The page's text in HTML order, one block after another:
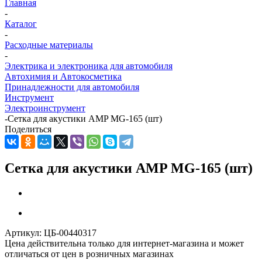
Главная
-
Каталог
-
Расходные материалы
-
Электрика и электроника для автомобиля
Автохимия и Автокосметика
Принадлежности для автомобиля
Инструмент
Электроинструмент
-Сетка для акустики AMP MG-165 (шт)
Поделиться
Сетка для акустики AMP MG-165 (шт)
Артикул: ЦБ-00440317
Цена действительна только для интернет-магазина и может
отличаться от цен в розничных магазинах